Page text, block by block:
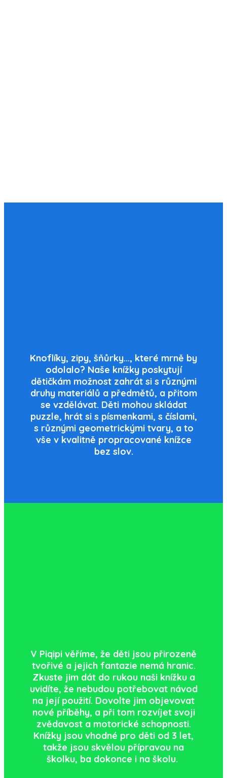
Knoflíky, zipy, šňůrky…, které mrně by
odolalo? Naše knížky poskytují
dětičkám možnost zahrát si s různými
druhy materiálů a předmětů, a přitom
se vzdělávat. Děti mohou skládat
puzzle, hrát si s písmenkami, s číslami,
s různými geometrickými tvary, a to
vše v kvalitně propracované knížce
bez slov.
V Piqipi věříme, že děti jsou přirozeně
tvořivé a jejich fantazie nemá hranic.
Zkuste jim dát do rukou naši knížku a
uvidíte, že nebudou potřebovat návod
na její použití. Dovolte jim objevovat
nové příběhy, a při tom rozvíjet svoji
zvědavost a motorické schopnosti.
Knížky jsou vhodné pro děti od 3 let,
takže jsou skvělou přípravou na
školku, ba dokonce i na školu.